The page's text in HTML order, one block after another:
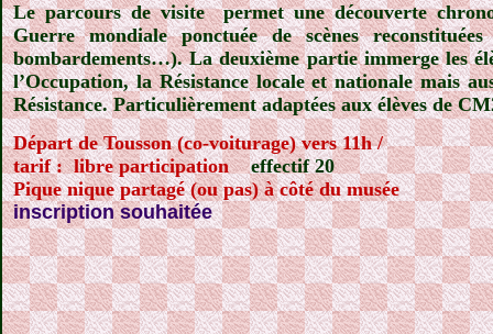
Le parcours de visite
permet une découverte
Guerre mondiale ponctuée de scènes
bombardements…). La deuxième partie immerge les
l’Occupation, la Résistance locale et nationale mais
Résistance. Particulièrement adaptées aux élèves de
Départ de Tousson (co-voiturage) vers 11h /
tarif : libre participation
effectif 20
Pique nique partagé (ou pas) à côté du musée
inscription souhaitée